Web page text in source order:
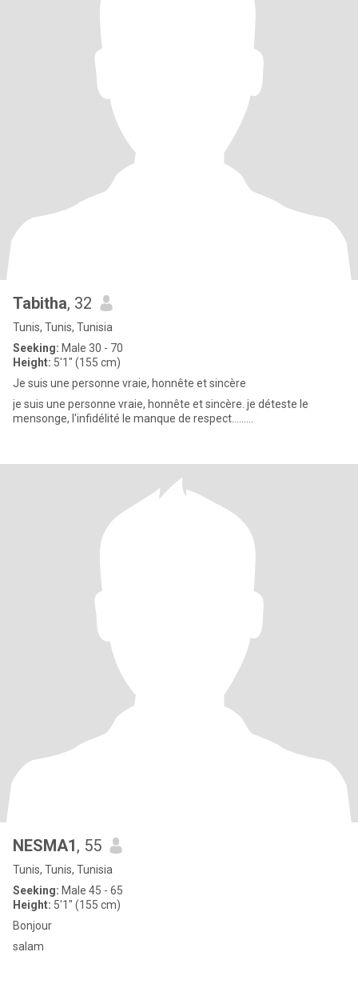
Tabitha, 32
Tunis, Tunis, Tunisia
Seeking: Male 30 - 70
Height: 5'1" (155 cm)
Je suis une personne vraie, honnête et sincère
je suis une personne vraie, honnête et sincère. je déteste le
mensonge, l'infidélité le manque de respect.........
NESMA1, 55
Tunis, Tunis, Tunisia
Seeking: Male 45 - 65
Height: 5'1" (155 cm)
Bonjour
salam